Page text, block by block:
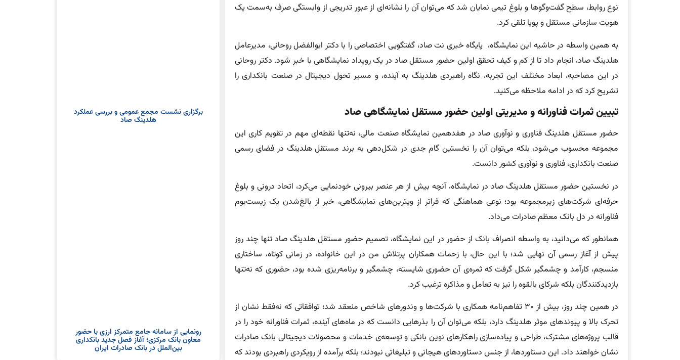
نوع روابط، سطح گفت‌وگوها و بلوغ تیمی نمایان شد که می‌توان آن را نشانه‌ای از عبور تدریجی از وابستگی صرف به‌سمت یک
هویت سازمانی مستقل و پویا تلقی کرد.
به همین واسطه در حاشیه این نمایشگاه، پایگاه خبری نت صاد، گفتگویی اختصاصی را با دکتر ابوالفضل روحانی، مدیرعامل
هلدینگ صاد، انجام داد تا از کم و کیف تحقق اولین حضور مستقل صاد در یک رویداد نمایشگاهی با خبر شود. دکتر روحانی
در این مصاحبه، ابعاد مختلف این تجربه، نگاه راهبردی هلدینگ به آینده، و مسیر تحول دیجیتال در صنعت بانکداری را
تشریح کرد که در ادامه ملاحظه می‌کنید.
تبیین ثمرات فناورانه و مدیریتی اولین حضور مستقل نمایشگاهی صاد
حضور مستقل هلدینگ فناوری و نوآوری صاد در هفدهمین نمایشگاه صنعت مالی، نه‌تنها نقطه‌ای مهم در تقویم کاری این
مجموعه محسوب می‌شود، بلکه می‌توان آن را نخستین گام جدی در شکل‌دهی به برند مستقل هلدینگ در فضای رسمی
صنعت بانکداری، فناوری و نوآوری کشور دانست.
در نخستین حضور مستقل هلدینگ صاد در نمایشگاه، آنچه بیش از هر عنصر بیرونی خودنمایی می‌کرد، اتحاد درونی و بلوغ
حرفه‌ای شرکت‌های زیرمجموعه بود؛ نوعی هماهنگی که فراتر از ویترین‌های نمایشگاهی، خبر از بالغ‌شدن یک زیست‌بوم
فناورانه در دل بانک معظم صادرات می‌داد.
همانطور که می‌دانید، به واسطه انصراف بانک از حضور در این نمایشگاه، تصمیم حضور مستقل هلدینگ صاد تنها چند روز
پیش از آغاز رسمی آن نهایی شد؛ با این حال، با زحمات همکاران پرتلاش من در این خانواده، در زمانی کوتاه، ساختاری
منسجم، کارآمد و چشمگیر شکل گرفت که ثمره‌ی آن حضوری شایسته، چشمگیر و برنامه‌ریزی شده بود، حضوری که نه‌تنها
بازدیدکنندگان بلکه شرکای بالقوه را نیز به تعامل و مذاکره ترغیب کرد.
در همین چند روز، بیش از ۳۰ تفاهم‌نامه همکاری با شرکت‌ها و وندورهای شاخص منعقد شد؛ توافقاتی که نه‌فقط نشان از
تحرک بالا و پیوندهای موثر هلدینگ دارد، بلکه می‌توان آن را بذرهایی دانست که در ماه‌های آینده، ثمرات فناورانه خود را در
قالب پروژه‌های مشترک، طراحی و پیاده‌سازی راهکارهای نوین بانکی و توسعه‌ی خدمات و محصولات دیجیتالی بانک صادرات
نشان خواهند داد. این دستاوردها، از جنس دستاوردهای هیجانی و تبلیغاتی نبودند؛ بلکه برآمده از رویکردی راهبردی بودند که
برگزاری نشست مجمع عمومی و بررسی عملکرد
هلدینگ صاد
رونمایی از سامانه جامع متمرکز ارزی با حضور
معاون بانک مرکزی؛ آغاز فصل جدید بانکداری
بین‌الملل در بانک صادرات ایران